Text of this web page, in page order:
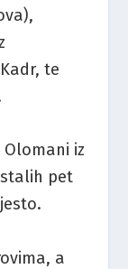
te
iz
pet
a